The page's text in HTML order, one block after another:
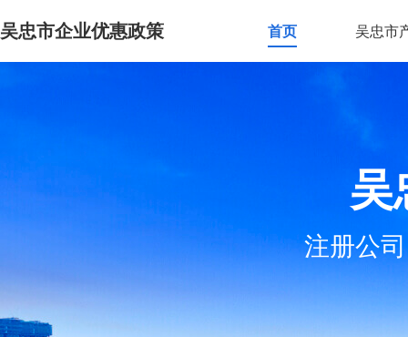
吴忠市企业优惠政策 首页 吴忠市
吴
注册公